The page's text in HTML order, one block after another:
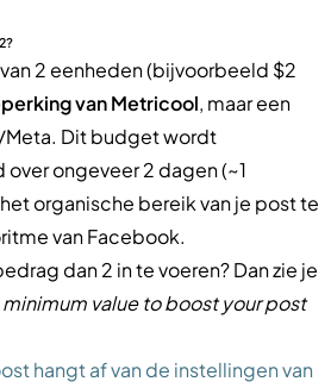
2 eenheden (bijvoorbeeld $2
van Metricool, maar een
Dit budget wordt
ongeveer 2 dagen (~1
organische bereik van je post te
van Facebook.
dan 2 in te voeren? Dan zie je
minimum value to boost your post
hangt af van de instellingen van